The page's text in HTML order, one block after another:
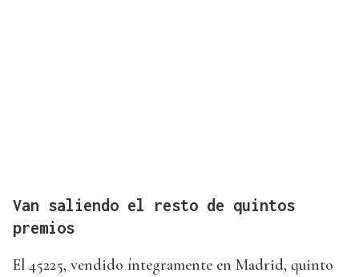
Van saliendo el resto de quintos
premios
El 45225, vendido íntegramente en Madrid, quinto